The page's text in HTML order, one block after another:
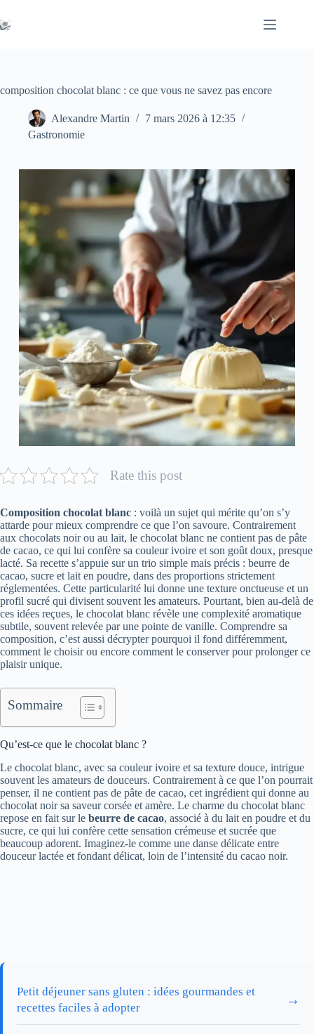
au
contenu
composition chocolat blanc : ce que vous ne savez pas encore
Alexandre Martin
7 mars 2026 à 12:35
Gastronomie
Rate this post
Composition chocolat blanc : voilà un sujet qui mérite qu’on s’y
attarde pour mieux comprendre ce que l’on savoure. Contrairement
aux chocolats noir ou au lait, le chocolat blanc ne contient pas de pâte
de cacao, ce qui lui confère sa couleur ivoire et son goût doux, presque
lacté. Sa recette s’appuie sur un trio simple mais précis : beurre de
cacao, sucre et lait en poudre, dans des proportions strictement
réglementées. Cette particularité lui donne une texture onctueuse et un
profil sucré qui divisent souvent les amateurs. Pourtant, bien au-delà de
ces idées reçues, le chocolat blanc révèle une complexité aromatique
subtile, souvent relevée par une pointe de vanille. Comprendre sa
composition, c’est aussi décrypter pourquoi il fond différemment,
comment le choisir ou encore comment le conserver pour prolonger ce
plaisir unique.
Sommaire
Qu’est-ce que le chocolat blanc ?
Le chocolat blanc, avec sa couleur ivoire et sa texture douce, intrigue
souvent les amateurs de douceurs. Contrairement à ce que l’on pourrait
penser, il ne contient pas de pâte de cacao, cet ingrédient qui donne au
chocolat noir sa saveur corsée et amère. Le charme du chocolat blanc
repose en fait sur le beurre de cacao, associé à du lait en poudre et du
sucre, ce qui lui confère cette sensation crémeuse et sucrée que
beaucoup adorent. Imaginez-le comme une danse délicate entre
douceur lactée et fondant délicat, loin de l’intensité du cacao noir.
Petit déjeuner sans gluten : idées gourmandes et
recettes faciles à adopter
→